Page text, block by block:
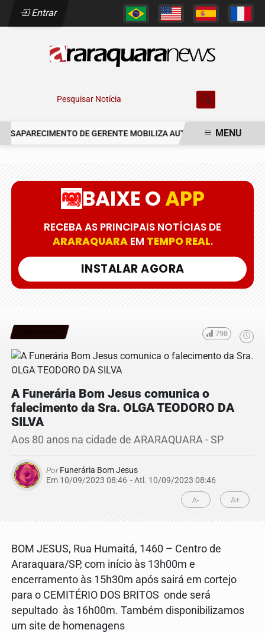
Entrar
Pesquisar Notícia
DE GERENTE MOBILIZA AUTORIDADES EMMENU
BAIXE OAPP
RECEBA AS PRINCIPAIS NOTÍCIAS DE
ARARAQUARAEM TEMPO REAL.
INSTALAR AGORA
798
A Funerária Bom Jesus comunica o
falecimento da Sra. OLGA TEODORO DA
SILVA
Aos 80 anos na cidade de ARARAQUARA - SP
PorFunerária Bom Jesus
Em 10/09/2023 08:46 - Atl. 10/09/2023 08:46
A- A+
BOM JESUS, Rua Humaitá, 1460 – Centro de
Araraquara/SP, com início às 13h00m e
encerramento às 15h30m após sairá em cortejo
para o CEMITÉRIO DOS BRITOS onde será
sepultado às 16h00m. Também disponibilizamos
um site de homenagens